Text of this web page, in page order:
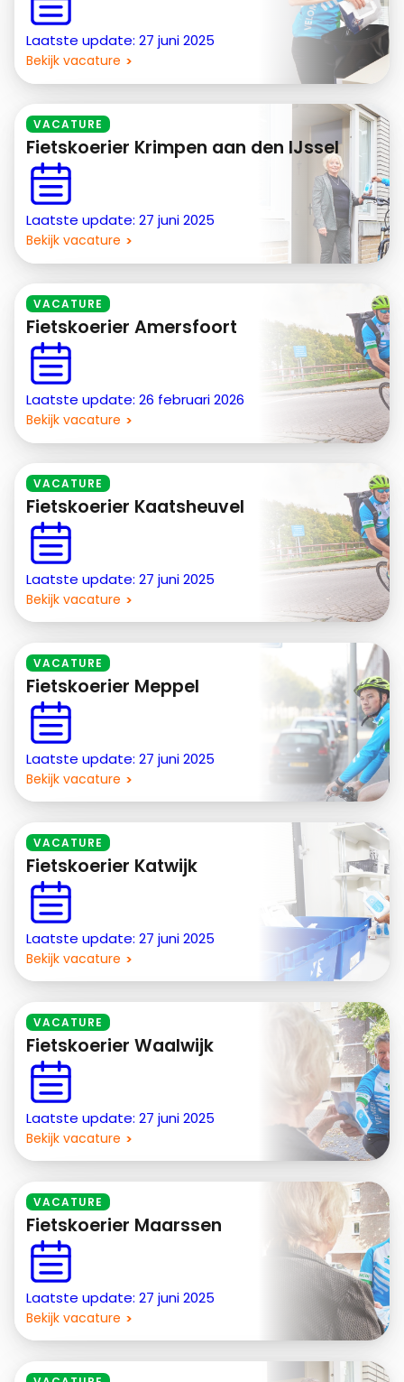
Laatste update: 27 juni 2025
Bekijk vacature
VACATURE
Fietskoerier Krimpen aan den IJssel
Laatste update: 27 juni 2025
Bekijk vacature
VACATURE
Fietskoerier Amersfoort
Laatste update: 26 februari 2026
Bekijk vacature
VACATURE
Fietskoerier Kaatsheuvel
Laatste update: 27 juni 2025
Bekijk vacature
VACATURE
Fietskoerier Meppel
Laatste update: 27 juni 2025
Bekijk vacature
VACATURE
Fietskoerier Katwijk
Laatste update: 27 juni 2025
Bekijk vacature
VACATURE
Fietskoerier Waalwijk
Laatste update: 27 juni 2025
Bekijk vacature
VACATURE
Fietskoerier Maarssen
Laatste update: 27 juni 2025
Bekijk vacature